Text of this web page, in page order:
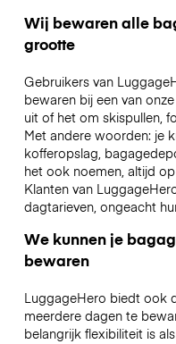
Wij bewaren alle
grootte
Gebruikers van
bewaren bij een van
uit of het om skispullen,
Met andere woorden: je
kofferopslag,
het ook noemen, altijd
Klanten van
dagtarieven, ongeacht
We kunnen je
bewaren
LuggageHero biedt ook
meerdere dagen te
belangrijk flexibiliteit is